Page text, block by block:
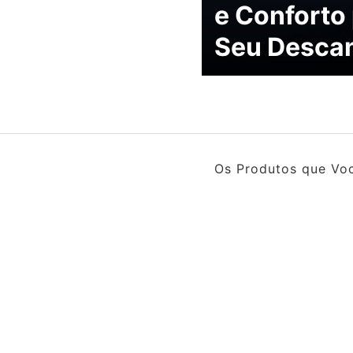
e Conforto
Seu
Os Produtos que